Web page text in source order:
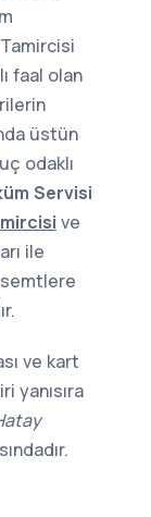
faal olan
üstün
odaklı
Servisi
ve
ile
ve kart
yanısıra